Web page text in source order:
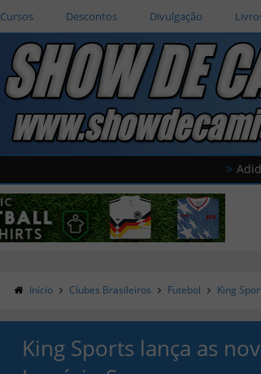
Cursos Descontos Divulgação
Adidas
Início Clubes Brasileiros Futebol King
King Sports lança as